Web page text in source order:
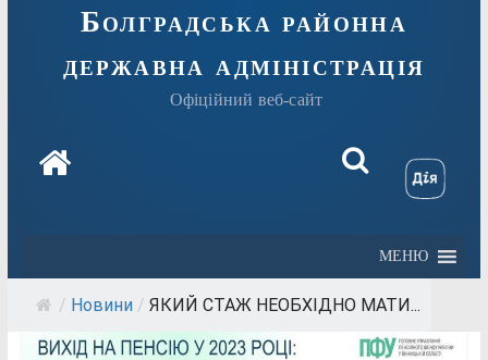
Болградська районна
державна адміністрація
Офіційний веб-сайт
МЕНЮ
/ Новини / ЯКИЙ СТАЖ НЕОБХІДНО МАТИ...